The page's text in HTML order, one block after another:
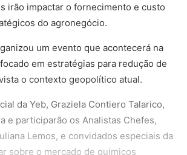
irão impactar o fornecimento e custo
do agronegócio.
um evento que acontecerá na
em estratégias para redução de
o contexto geopolítico atual.
da Yeb, Graziela Contiero Talarico,
e participarão os Analistas Chefes,
Lemos, e convidados especiais da
sobre o mercado de químicos